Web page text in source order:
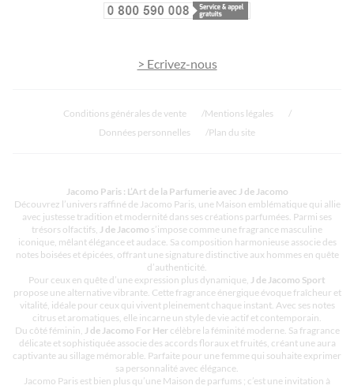
> Ecrivez-nous
Conditions générales de vente
Mentions légales
Données personnelles
Plan du site
Jacomo Paris : L’Art de la Parfumerie avec J de Jacomo
Découvrez l’univers raffiné de Jacomo Paris, une Maison emblématique qui allie
avec justesse tradition et modernité dans ses créations parfumées. Parmi ses
trésors olfactifs, J de Jacomo s’impose comme une fragrance masculine
iconique, mêlant élégance et audace. Sa composition harmonieuse associe des
notes boisées et épicées, offrant une signature distinctive aux hommes en quête
d’authenticité.
Pour ceux en quête d’une expression plus dynamique, J de Jacomo Sport
propose une alternative vibrante. Cette fragrance énergique évoque fraîcheur et
vitalité, idéale pour ceux qui vivent pleinement chaque instant. Avec ses notes
citrus et aromatiques, elle incarne un style de vie actif et contemporain.
Du côté féminin, J de Jacomo For Her célèbre la féminité moderne. Sa fragrance
délicate et sophistiquée associe des accords floraux et fruités, créant une aura
captivante au sillage mémorable. Parfaite pour une femme qui souhaite exprimer
sa personnalité avec élégance.
Jacomo Paris est bien plus qu’une Maison de parfums ; c’est une invitation à